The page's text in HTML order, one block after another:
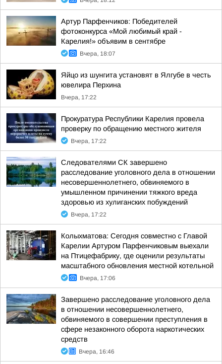
Артур Парфенчиков: Победителей
фотоконкурса «Мой любимый край -
Карелия!» объявим в сентябре
Вчера, 18:07
Яйцо из шунгита установят в Ялгубе в честь
ювелира Перхина
Вчера, 17:22
Прокуратура Республики Карелия провела
проверку по обращению местного жителя
Вчера, 17:22
Следователями СК завершено
расследование уголовного дела в отношении
несовершеннолетнего, обвиняемого в
умышленном причинении тяжкого вреда
здоровью из хулиганских побуждений
Вчера, 17:22
Колыхматова: Сегодня совместно с Главой
Карелии Артуром Парфенчиковым выехали
на Птицефабрику, где оценили результаты
масштабного обновления местной котельной
Вчера, 17:06
Завершено расследование уголовного дела
в отношении несовершеннолетнего,
обвиняемого в совершении преступления в
сфере незаконного оборота наркотических
средств
Вчера, 16:46